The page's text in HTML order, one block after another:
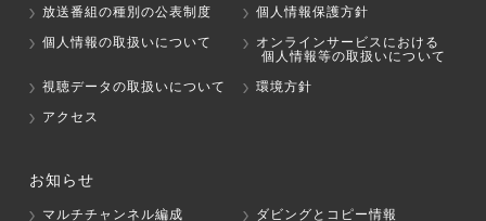
放送番組の種別の公表制度
個人情報保護方針
個人情報の取扱いについて
オンラインサービスにおける
個人情報等の取扱いについて
視聴データの取扱いについて
環境方針
アクセス
お知らせ
マルチチャンネル編成 ダビングとコピー情報